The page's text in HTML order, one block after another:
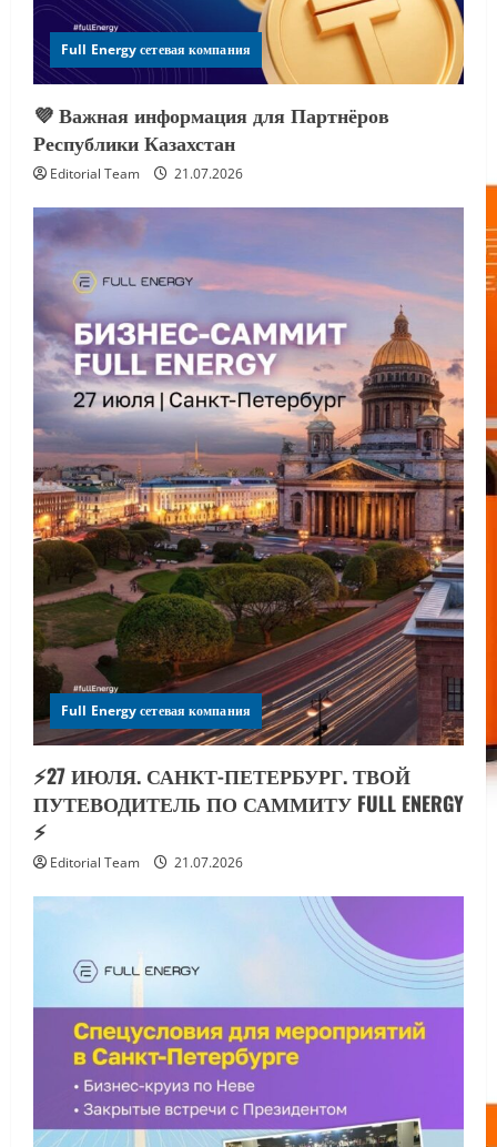
Full Energy сетевая компания
💜 Важная информация для Партнёров
Республики Казахстан
Editorial Team 21.07.2026
Full Energy сетевая компания
⚡️27 ИЮЛЯ. САНКТ-ПЕТЕРБУРГ. ТВОЙ
ПУТЕВОДИТЕЛЬ ПО САММИТУ FULL ENERGY
⚡️
Editorial Team 21.07.2026